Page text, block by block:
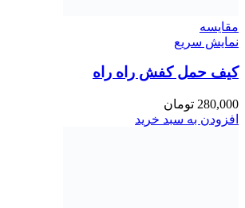
مقايسه
نمایش سریع
کیف حمل کفش راه راه
280,000 تومان
افزودن به سبد خرید